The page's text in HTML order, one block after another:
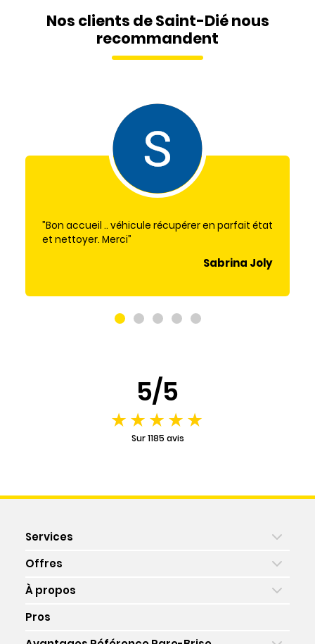
Nos clients de Saint-Dié nous
recommandent
Bon accueil .. véhicule récupérer en parfait état
et nettoyer. Merci
Sabrina Joly
5/5
Sur 1185 avis
Services
Offres
À propos
Pros